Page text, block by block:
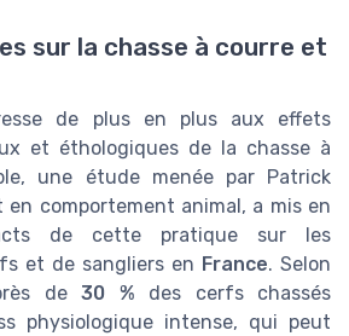
sur la chasse à courre et
de plus en plus aux effets
et éthologiques de la chasse à
une étude menée par Patrick
en comportement animal, a mis en
de cette pratique sur les
et de sangliers en France. Selon
de 30 % des cerfs chassés
physiologique intense, qui peut